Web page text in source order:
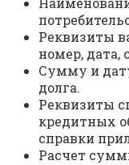
Реквизиты
номер, дата,
Сумму и
долга.
Реквизиты
кредитных
справки
Расчет